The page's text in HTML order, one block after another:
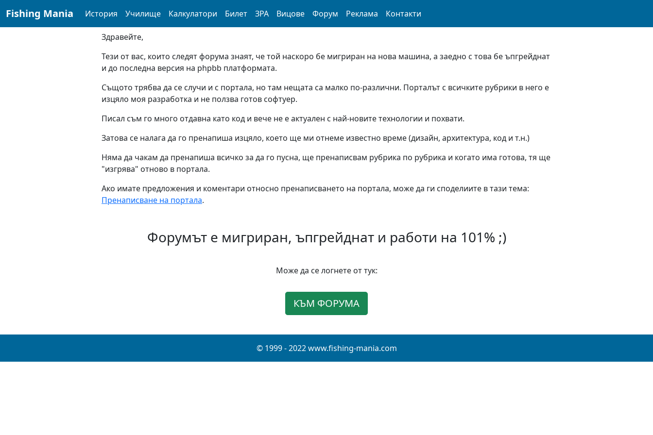
Fishing Mania История Училище Калкулатори Билет ЗРА Вицове Форум Реклама Контакти
Здравейте,
Тези от вас, които следят форума знаят, че той наскоро бе мигриран на нова машина, а заедно с това бе ъпгрейднат
и до последна версия на phpbb платформата.
Същото трябва да се случи и с портала, но там нещата са малко по-различни. Порталът с всичките рубрики в него е
изцяло моя разработка и не ползва готов софтуер.
Писал съм го много отдавна като код и вече не е актуален с най-новите технологии и похвати.
Затова се налага да го пренапиша изцяло, което ще ми отнеме известно време (дизайн, архитектура, код и т.н.)
Няма да чакам да пренапиша всичко за да го пусна, ще пренаписвам рубрика по рубрика и когато има готова, тя ще
"изгрява" отново в портала.
Ако имате предложения и коментари относно пренаписването на портала, може да ги споделиите в тази тема:
Пренаписване на портала.
Форумът е мигриран, ъпгрейднат и работи на 101% ;)
Може да се логнете от тук:
КЪМ ФОРУМА
© 1999 - 2022 www.fishing-mania.com